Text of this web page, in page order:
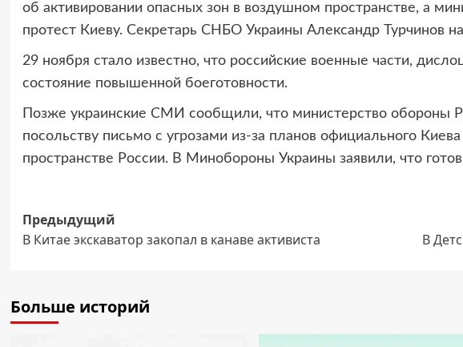
об активировании опасных зон в воздушном пространстве, а
протест Киеву. Секретарь СНБО Украины Александр Турчинов
29 ноября стало известно, что российские военные части,
состояние повышенной боеготовности.
Позже украинские СМИ сообщили, что министерство обороны
посольству письмо с угрозами из-за планов официального
пространстве России. В Минобороны Украины заявили, что
Навигация
записи
Предыдущий
В Китае экскаватор закопал в канаве активиста
В
Больше историй